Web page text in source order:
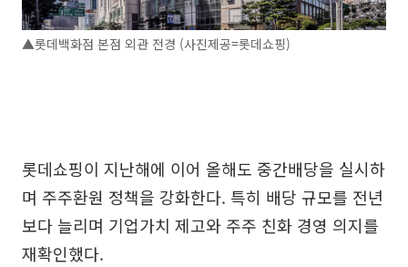
▲롯데백화점 본점 외관 전경 (사진제공=롯데쇼핑)
롯데쇼핑이 지난해에 이어 올해도 중간배당을 실시하
며 주주환원 정책을 강화한다. 특히 배당 규모를 전년
보다 늘리며 기업가치 제고와 주주 친화 경영 의지를
재확인했다.